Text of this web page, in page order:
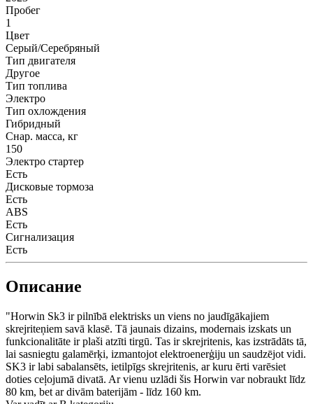
Пробег
1
Цвет
Серый/Серебряный
Тип двигателя
Другое
Тип топлива
Электро
Тип охлождения
Гибридный
Снар. масса, кг
150
Электро стартер
Есть
Дисковые тормоза
Есть
ABS
Есть
Сигнализация
Есть
Описание
"Horwin Sk3 ir pilnībā elektrisks un viens no jaudīgākajiem
skrejriteņiem savā klasē. Tā jaunais dizains, modernais izskats un
funkcionalitāte ir plaši atzīti tirgū. Tas ir skrejritenis, kas izstrādāts tā,
lai sasniegtu galamērķi, izmantojot elektroenerģiju un saudzējot vidi.
SK3 ir labi sabalansēts, ietilpīgs skrejritenis, ar kuru ērti varēsiet
doties ceļojumā divatā. Ar vienu uzlādi šis Horwin var nobraukt līdz
80 km, bet ar divām baterijām - līdz 160 km.